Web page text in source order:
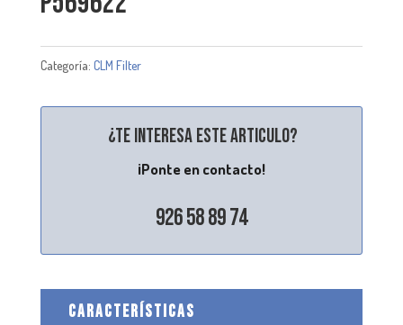
Categoría: CLM Filter
¿Te interesa este articulo?
¡Ponte en contacto!
926 58 89 74
CARACTERÍSTICAS